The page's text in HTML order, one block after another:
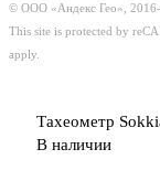
© ООО «Андекс Гео»,
This site is protected by
apply.
Тахеометр
В наличии